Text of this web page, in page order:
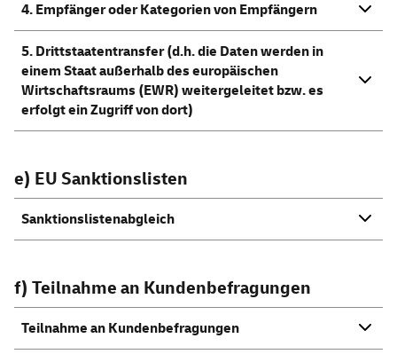
4. Empfänger oder Kategorien von Empfängern
5. Drittstaatentransfer (d.h. die Daten werden in
einem Staat außerhalb des europäischen
Wirtschaftsraums (EWR) weitergeleitet bzw. es
erfolgt ein Zugriff von dort)
e) EU Sanktionslisten
Sanktionslistenabgleich
f) Teilnahme an Kundenbefragungen
Teilnahme an Kundenbefragungen